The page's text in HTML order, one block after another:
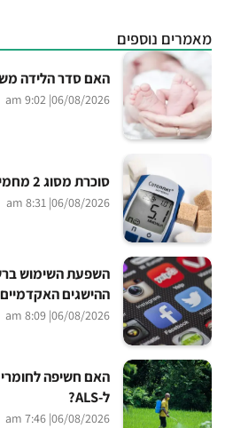
מאמרים נוספים
האם סדר הלידה
06/08/2026
| 9:02 am
סוכרת מסוג 2 מחמירה את תסמיני גיל המעבר
06/08/2026
| 8:31 am
השפעת השימוש
ההישגים האקדמיים
06/08/2026
| 8:09 am
האם חשיפה
ל-ALS?
06/08/2026
| 7:46 am